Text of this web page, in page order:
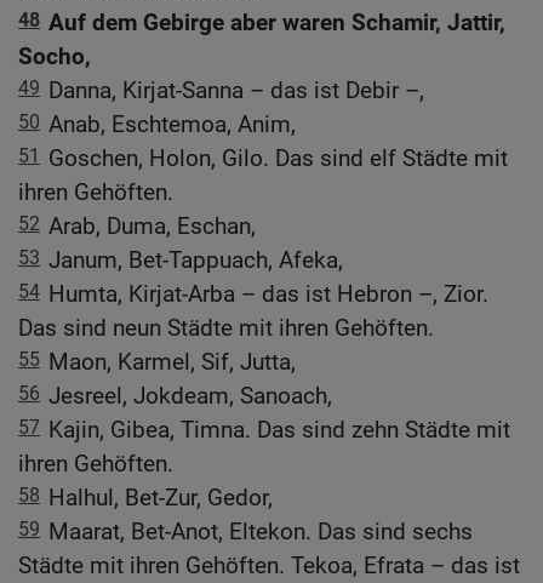
48 Auf dem Gebirge aber waren Schamir, Jattir,
Socho,
49 Danna, Kirjat-Sanna – das ist Debir –,
50 Anab, Eschtemoa, Anim,
51 Goschen, Holon, Gilo. Das sind elf Städte mit
ihren Gehöften.
52 Arab, Duma, Eschan,
53 Janum, Bet-Tappuach, Afeka,
54 Humta, Kirjat-Arba – das ist Hebron –, Zior.
Das sind neun Städte mit ihren Gehöften.
55 Maon, Karmel, Sif, Jutta,
56 Jesreel, Jokdeam, Sanoach,
57 Kajin, Gibea, Timna. Das sind zehn Städte mit
ihren Gehöften.
58 Halhul, Bet-Zur, Gedor,
59 Maarat, Bet-Anot, Eltekon. Das sind sechs
Städte mit ihren Gehöften. Tekoa, Efrata – das ist